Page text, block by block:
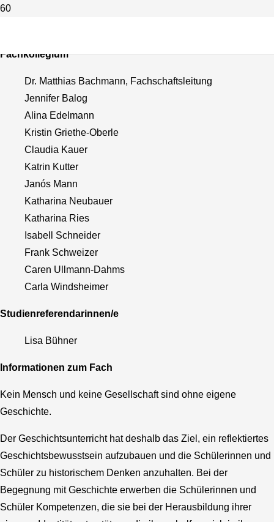
Fachkollegium
Dr. Matthias Bachmann, Fachschaftsleitung
Jennifer Balog
Alina Edelmann
Kristin Griethe-Oberle
Claudia Kauer
Katrin Kutter
Janós Mann
Katharina Neubauer
Katharina Ries
Isabell Schneider
Frank Schweizer
Caren Ullmann-Dahms
Carla Windsheimer
Studienreferendarinnen/e
Lisa Bühner
Informationen zum Fach
Kein Mensch und keine Gesellschaft sind ohne eigene
Geschichte.
Der Geschichtsunterricht hat deshalb das Ziel, ein reflektiertes
Geschichtsbewusstsein aufzubauen und die Schülerinnen und
Schüler zu historischem Denken anzuhalten. Bei der
Begegnung mit Geschichte erwerben die Schülerinnen und
Schüler Kompetenzen, die sie bei der Herausbildung ihrer